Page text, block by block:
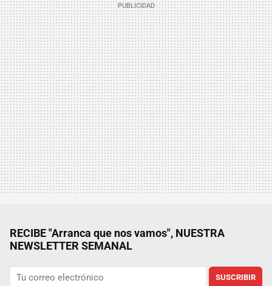
RECIBE "Arranca que nos vamos", NUESTRA
NEWSLETTER SEMANAL
SUSCRIBIR